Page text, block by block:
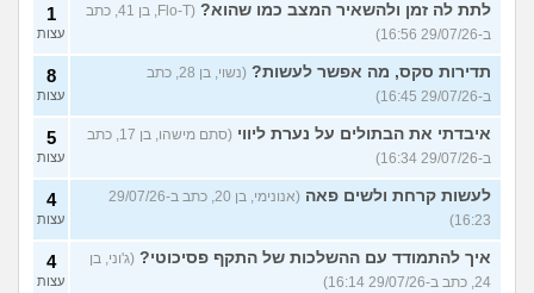
לתת לה זמן ולהשאיר המצב כמו שהוא?
(Flo-T, בן 41, כתב
ב-29/07/26 16:56)
1
עצות
תדירות סקס, מה אפשר לעשות?
(נשוי, בן 28, כתב
ב-29/07/26 16:45)
8
עצות
איבדתי את הבתולים על נערת ליווי
(סתם מישהו, בן 17, כתב
ב-29/07/26 16:34)
5
עצות
לעשות קרחת ולשים פאה
(אנונימי, בן 20, כתב ב-29/07/26
16:23)
4
עצות
איך להתמודד עם ההשלכות של התקף פסיכוטי? (ג'וני, בן
24, כתב ב-29/07/26 16:14)
4
עצות